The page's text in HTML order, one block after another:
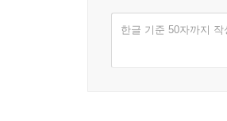
한글 기준 50자까지 작